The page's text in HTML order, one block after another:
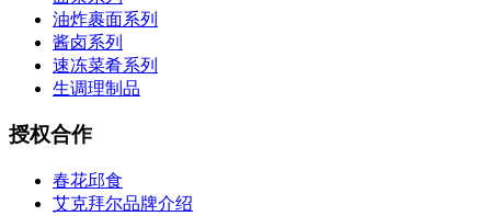
油炸裹面系列
酱卤系列
速冻菜肴系列
生调理制品
授权合作
春花邱食
艾克拜尔品牌介绍